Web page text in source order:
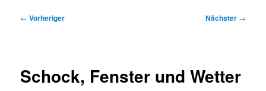
Beitragsnavigation
← Vorheriger Nächster →
Schock, Fenster und Wetter